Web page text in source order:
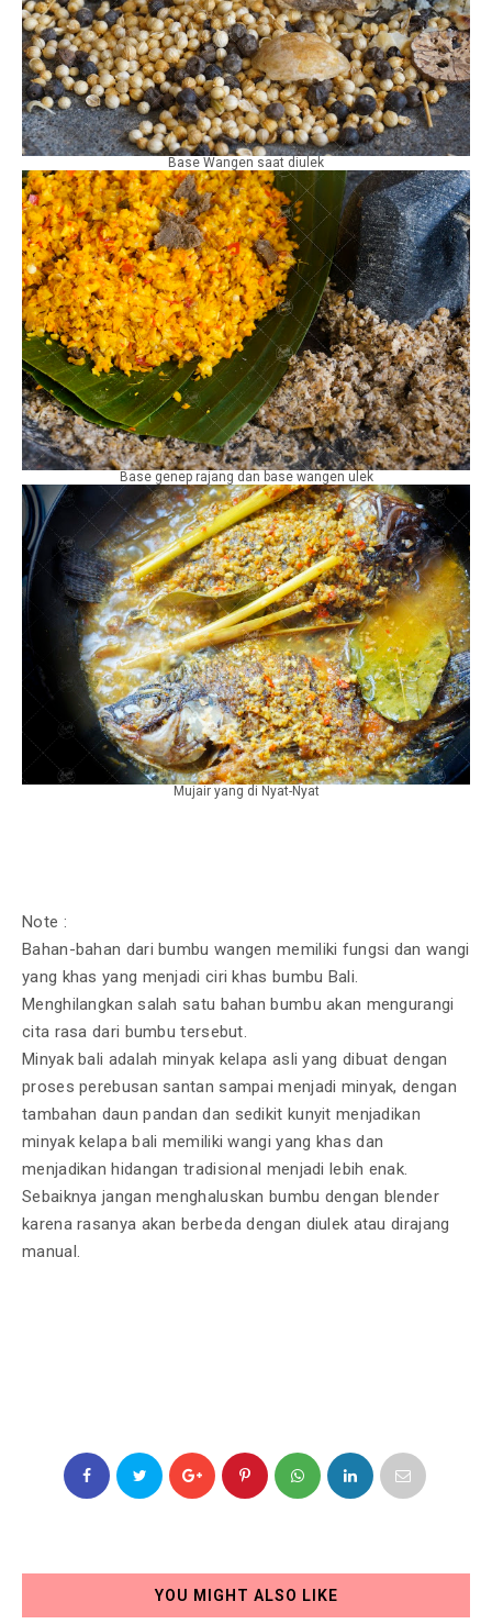
Base Wangen saat diulek
Base genep rajang dan base wangen ulek
Mujair yang di Nyat-Nyat
Note :
Bahan-bahan dari bumbu wangen memiliki fungsi dan wangi
yang khas yang menjadi ciri khas bumbu Bali.
Menghilangkan salah satu bahan bumbu akan mengurangi
cita rasa dari bumbu tersebut.
Minyak bali adalah minyak kelapa asli yang dibuat dengan
proses perebusan santan sampai menjadi minyak, dengan
tambahan daun pandan dan sedikit kunyit menjadikan
minyak kelapa bali memiliki wangi yang khas dan
menjadikan hidangan tradisional menjadi lebih enak.
Sebaiknya jangan menghaluskan bumbu dengan blender
karena rasanya akan berbeda dengan diulek atau dirajang
manual.
YOU MIGHT ALSO LIKE